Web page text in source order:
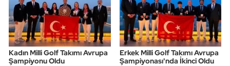
Kadın Milli Golf Takımı Avrupa
Şampiyonu Oldu
Erkek Milli Golf Takımı Avrupa
Şampiyonası'nda İkinci Oldu